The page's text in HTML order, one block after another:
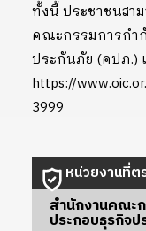
ทั้งนี้ ประชาชนสา
คณะกรรมการกำ
ประกันภัย (คปภ.)
https://
3999
หน่วยงานที่ต
สำนักงานคณะ
ประกอบธุรกิจ